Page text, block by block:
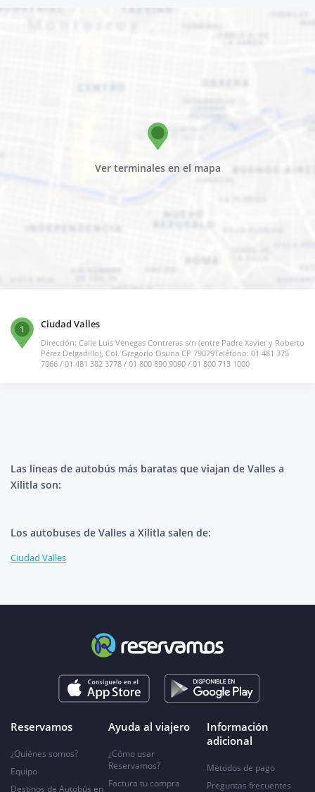
Ver terminales en el mapa
1 Ciudad Valles
Dirección: Calle Luis Venegas Contreras s/n (entre Padre Xavier y Roberto
Pérez Delgadillo), Col. Gregorio Osuna CP 79079Teléfono: 01 481 375
7066 / 01 481 382 3778 / 01 800 890 9090 / 01 800 713 1000
Las líneas de autobús más baratas que viajan de Valles a
Xilitla son:
Los autobuses de Valles a Xilitla salen de:
Ciudad Valles
Reservamos
¿Quiénes somos?
Equipo
Destinos de Autobús en
Ayuda al viajero
¿Cómo usar
Reservamos?
Factura tu compra
Información
adicional
Métodos de pago
Preguntas frecuentes